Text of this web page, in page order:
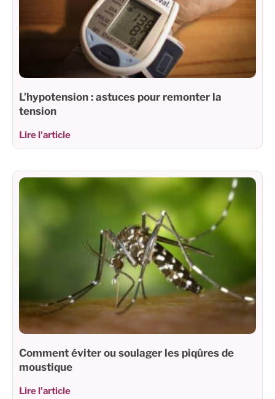
L’hypotension : astuces pour remonter la
tension
Lire l'article
Comment éviter ou soulager les piqûres de
moustique
Lire l'article